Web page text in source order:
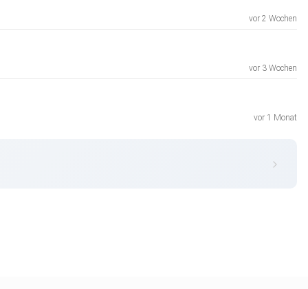
vor 2 Wochen
vor 3 Wochen
vor 1 Monat